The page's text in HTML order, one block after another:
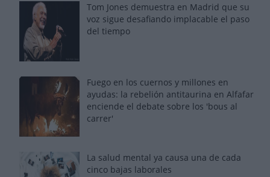
Tom Jones demuestra en Madrid que su
voz sigue desafiando implacable el paso
del tiempo
Fuego en los cuernos y millones en
ayudas: la rebelión antitaurina en Alfafar
enciende el debate sobre los 'bous al
carrer'
La salud mental ya causa una de cada
cinco bajas laborales